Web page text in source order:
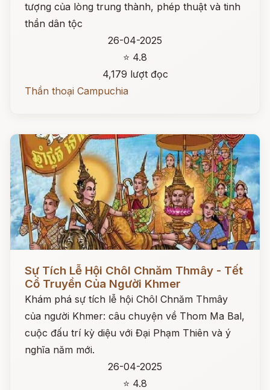
tượng của lòng trung thành, phép thuật và tinh
thần dân tộc
26-04-2025
⭐ 4.8
4,179 lượt đọc
Thần thoại Campuchia
Sự Tích Lễ Hội Chôl Chnăm Thmây - Tết
Cổ Truyền Của Người Khmer
Khám phá sự tích lễ hội Chôl Chnăm Thmây
của người Khmer: câu chuyện về Thom Ma Bal,
cuộc đấu trí kỳ diệu với Đại Phạm Thiên và ý
nghĩa năm mới.
26-04-2025
⭐ 4.8